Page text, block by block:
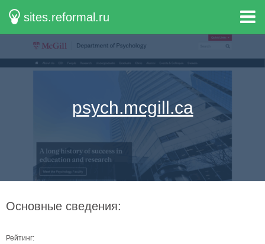
sites.reformal.ru
psych.mcgill.ca
Основные сведения:
Рейтинг: